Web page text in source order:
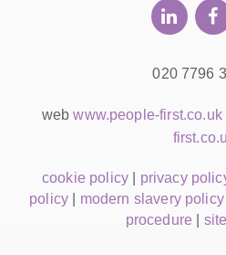
020 7796
webwww.people-first.co.uk
cookie policy privacy
policy
modern slavery policy
procedure